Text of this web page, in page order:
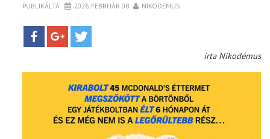
PUBLIKÁLTA 2026. FEBRUÁR 08. NIKODEMUS
írta Nikodémus